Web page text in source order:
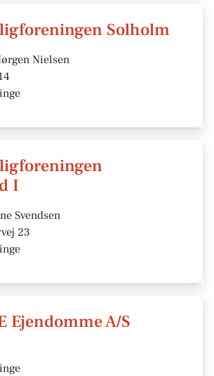
Solholm
Nielsen
I
Svendsen
23
Ejendomme A/S